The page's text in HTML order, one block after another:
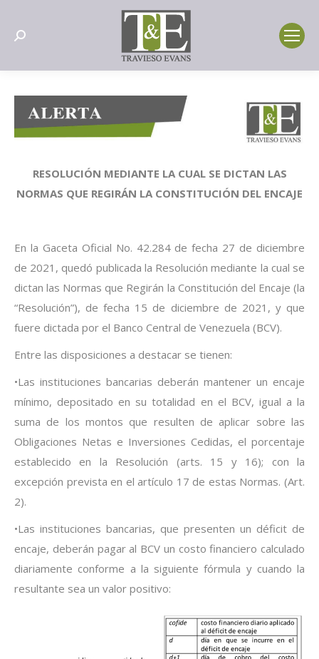
Search:
RESOLUCIÓN MEDIANTE LA CUAL SE DICTAN LAS
NORMAS QUE REGIRÁN LA CONSTITUCIÓN DEL ENCAJE
En la Gaceta Oficial No. 42.284 de fecha 27 de diciembre
de 2021, quedó publicada la Resolución mediante la cual se
dictan las Normas que Regirán la Constitución del Encaje (la
“Resolución”), de fecha 15 de diciembre de 2021, y que
fuere dictada por el Banco Central de Venezuela (BCV).
Entre las disposiciones a destacar se tienen:
•Las instituciones bancarias deberán mantener un encaje
mínimo, depositado en su totalidad en el BCV, igual a la
suma de los montos que resulten de aplicar sobre las
Obligaciones Netas e Inversiones Cedidas, el porcentaje
establecido en la Resolución (arts. 15 y 16); con la
excepción prevista en el artículo 17 de estas Normas. (Art.
2).
•Las instituciones bancarias, que presenten un déficit de
encaje, deberán pagar al BCV un costo financiero calculado
diariamente conforme a la siguiente fórmula y cuando la
resultante sea un valor positivo: